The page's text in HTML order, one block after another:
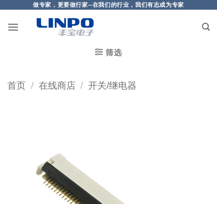
做专家，更要做行家--在我们的行业，我们有志成为专家
筛选
首页 / 在线商店 / 开关/继电器